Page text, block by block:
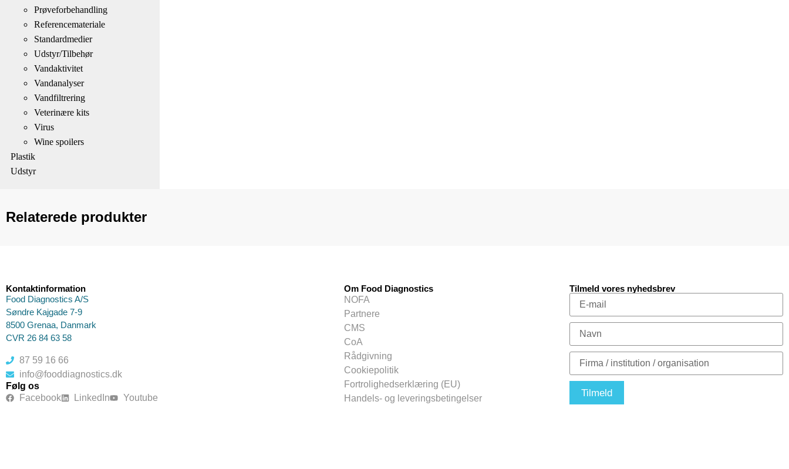
Prøveforbehandling
Referencemateriale
Standardmedier
Udstyr/Tilbehør
Vandaktivitet
Vandanalyser
Vandfiltrering
Veterinære kits
Virus
Wine spoilers
Plastik
Udstyr
Relaterede produkter
Kontaktinformation
Food Diagnostics A/S
Søndre Kajgade 7-9
8500 Grenaa, Danmark
CVR 26 84 63 58
87 59 16 66
info@fooddiagnostics.dk
Følg os
Facebook
LinkedIn Youtube
Om Food Diagnostics
NOFA
Partnere
CMS
CoA
Rådgivning
Cookiepolitik
Fortrolighedserklæring (EU)
Handels- og leveringsbetingelser
Tilmeld vores nyhedsbrev
Tilmeld